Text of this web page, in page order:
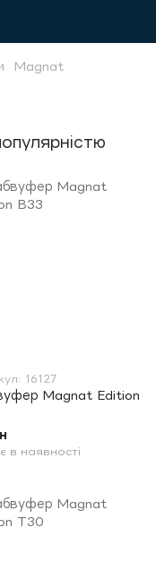
Magnat
16127
Magnat Edition
в наявності